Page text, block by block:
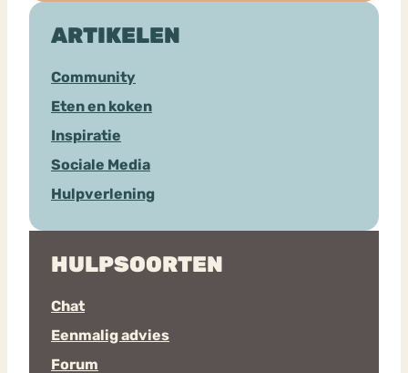
ARTIKELEN
Community
Eten en koken
Inspiratie
Sociale Media
Hulpverlening
HULPSOORTEN
Chat
Eenmalig advies
Forum